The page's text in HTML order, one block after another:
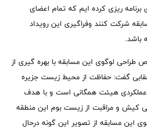
برنامه ریزی کرده ایم که تمام اعضای
شرکت کنند وفراگیری این رویداد
باشد.
طراحی لوگوی این مسابقه با بهره گیری از
گفت: حفاظت از محیط زیست جزیره
هیئت همگانی است و با هدف
کیش و مراقبت از زیست بوم این منطقه
این مسابقه از تصویر این گونه درحال